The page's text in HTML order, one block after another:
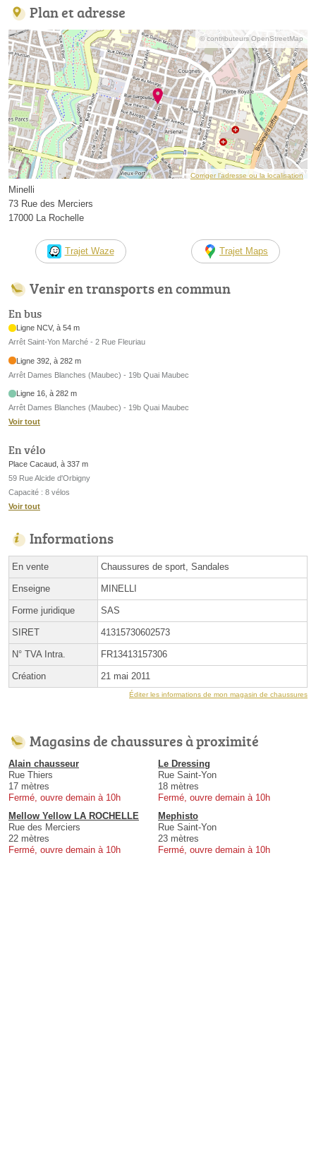
Plan et adresse
© contributeurs OpenStreetMap
Corriger l’adresse ou la localisation
Minelli
73 Rue des Merciers
17000 La Rochelle
Trajet Waze Trajet Maps
Venir en transports en commun
En bus
Ligne NCV, à 54 m
Arrêt Saint-Yon Marché - 2 Rue Fleuriau
Ligne 392, à 282 m
Arrêt Dames Blanches (Maubec) - 19b Quai Maubec
Ligne 16, à 282 m
Arrêt Dames Blanches (Maubec) - 19b Quai Maubec
Voir tout
En vélo
Place Cacaud, à 337 m
59 Rue Alcide d'Orbigny
Capacité : 8 vélos
Voir tout
Informations
En vente Chaussures de sport, Sandales
Enseigne MINELLI
Forme juridique SAS
SIRET 41315730602573
N° TVA Intra. FR13413157306
Création 21 mai 2011
Éditer les informations de mon magasin de chaussures
Magasins de chaussures à proximité
Alain chausseur
Rue Thiers
17 mètres
Fermé, ouvre demain à 10h
Le Dressing
Rue Saint-Yon
18 mètres
Fermé, ouvre demain à 10h
Mellow Yellow LA ROCHELLE
Rue des Merciers
22 mètres
Fermé, ouvre demain à 10h
Mephisto
Rue Saint-Yon
23 mètres
Fermé, ouvre demain à 10h